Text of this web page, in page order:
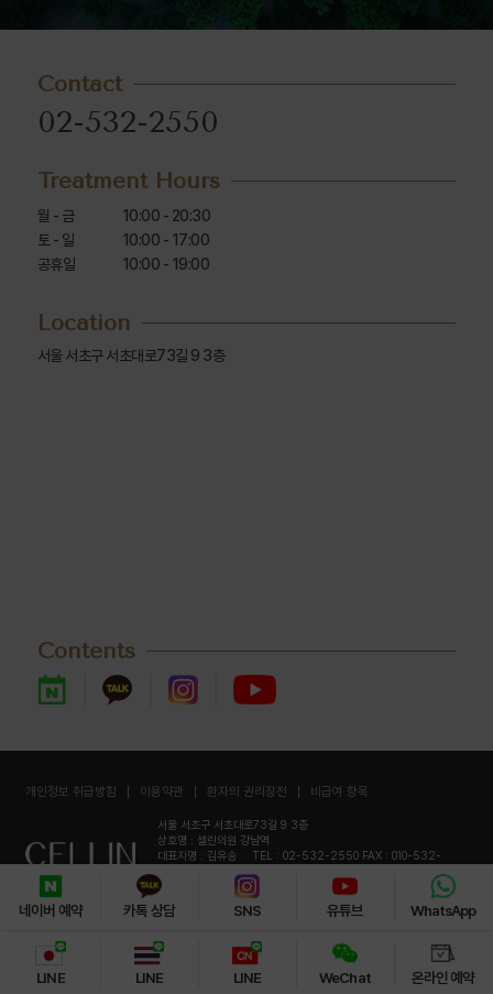
Contact
02-532-2550
Treatment Hours
월 - 금
토 - 일
공휴일
10:00 - 20:30
10:00 - 17:00
10:00 - 19:00
Location
서울 서초구 서초대로73길 9 3층
Contents
개인정보 취급방침 이용약관 환자의 권리장전 비급여 항목
서울 서초구 서초대로73길 9 3층
상호명 : 셀린의원 강남역
대표자명 : 김유송
TEL : 02-532-2550 FAX : 010-532-
사업자등록번호 : 118-07-18358
COPYRIGHT© 강남역. ALL RIGHTS RESERVED.
네이버 예약 카톡 상담 SNS 유튜브 WhatsApp
LINE LINE LINE WeChat 온라인 예약